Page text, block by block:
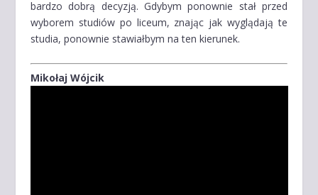
bardzo dobrą decyzją. Gdybym ponownie stał przed
wyborem studiów po liceum, znając jak wyglądają te
studia, ponownie stawiałbym na ten kierunek.
Mikołaj Wójcik